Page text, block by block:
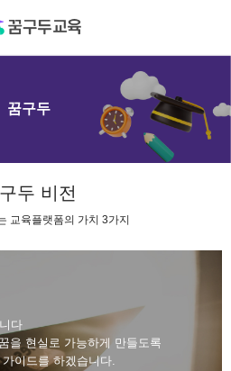
꿈구두
두 비전
교육플랫폼의 가치 3가지
다
을 현실로 가능하게 만들도록
이드를 하겠습니다.